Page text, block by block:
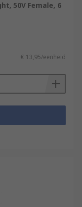
50V Female, 6
€ 13,95/eenheid